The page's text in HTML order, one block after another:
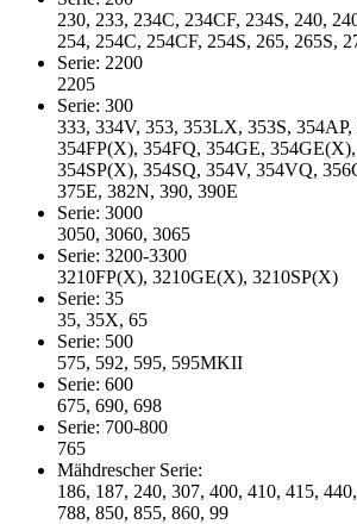
230, 233, 234C, 234CF, 234S, 240,
254, 254C, 254CF, 254S, 265, 265S,
Serie: 2200
2205
Serie: 300
333, 334V, 353, 353LX, 353S, 354AP,
354FP(X), 354FQ, 354GE, 354GE(X),
354SP(X), 354SQ, 354V, 354VQ,
375E, 382N, 390, 390E
Serie: 3000
3050, 3060, 3065
Serie: 3200-3300
3210FP(X), 3210GE(X), 3210SP(X)
Serie: 35
35, 35X, 65
Serie: 500
575, 592, 595, 595MKII
Serie: 600
675, 690, 698
Serie: 700-800
765
Mähdrescher Serie:
186, 187, 240, 307, 400, 410, 415,
788, 850, 855, 860, 99